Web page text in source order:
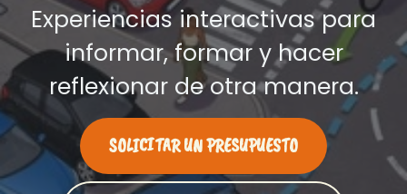
Experiencias interactivas para
informar, formar y hacer
reflexionar de otra manera.
SOLICITAR UN PRESUPUESTO